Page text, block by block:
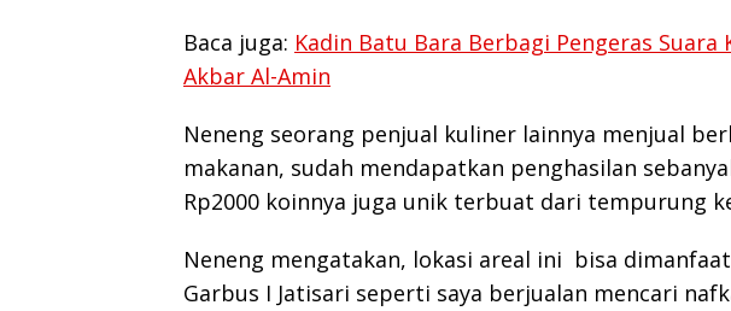
Baca juga: Kadin Batu Bara Berbagi Pengeras
Akbar Al-Amin
Neneng seorang penjual kuliner lainnya menjual
makanan, sudah mendapatkan penghasilan
Rp2000 koinnya juga unik terbuat dari tempurung
Neneng mengatakan, lokasi areal ini bisa
Garbus I Jatisari seperti saya berjualan mencari